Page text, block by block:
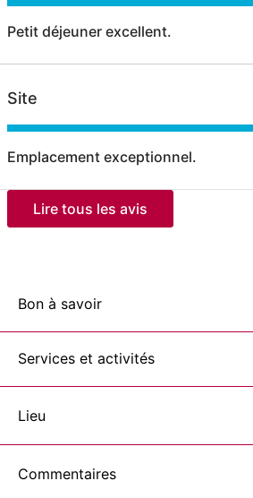
Petit déjeuner excellent.
Site
Emplacement exceptionnel.
Lire tous les avis
Bon à savoir
Services et activités
Lieu
Commentaires